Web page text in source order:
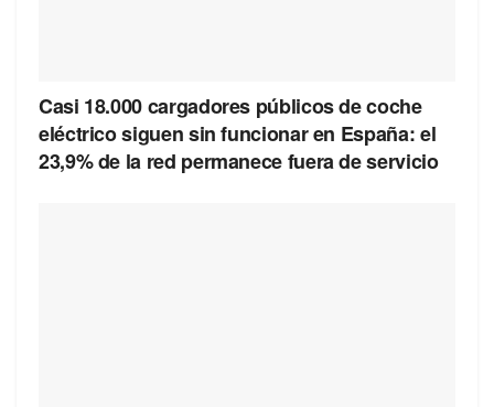
Casi 18.000 cargadores públicos de coche
eléctrico siguen sin funcionar en España: el
23,9% de la red permanece fuera de servicio